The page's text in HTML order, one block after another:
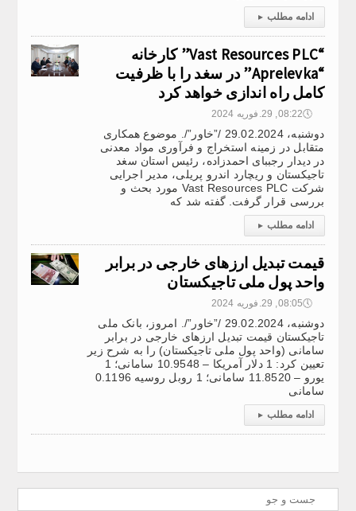
ادامه مطلب ▸
“Vast Resources PLC” کارخانه
“Aprelevka” در سغد را با ظرفیت
کامل راه اندازی خواهد کرد
🕔08:22, 29.فوریه 2024
دوشنبه، 29.02.2024 /”خاور”/. موضوع همکاری
متقابل در زمینه استخراج و فرآوری مواد معدنی
در دیدار رجببای احمدزاده، رئیس استان سغد
تاجیکستان و ریچارد اندرو پریلی، مدیر اجرایی
شرکت Vast Resources PLC مورد بحث و
بررسی قرار گرفت. گفته شد که
ادامه مطلب ▸
قیمت تبدیل ارزهای خارجی در برابر
واحد پول ملی تاجیکستان
🕔08:05, 29.فوریه 2024
دوشنبه، 29.02.2024 /”خاور”/. امروز، بانک ملی
تاجیکستان قیمت تبدیل ارزهای خارجی در برابر
سامانی (واحد پول ملی تاجیکستان) را به شرح زیر
تعیین کرد: 1 دلار آمریکا – 10.9548 سامانی؛ 1
یورو – 11.8520 سامانی؛ 1 روبل روسیه 0.1196
سامانی
ادامه مطلب ▸